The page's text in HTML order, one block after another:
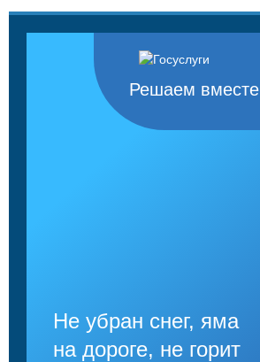
Решаем вместе
Не убран снег, яма
на дороге, не горит